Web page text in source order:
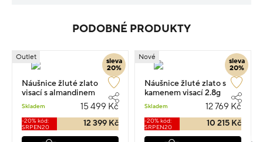
PODOBNÉ PRODUKTY
sleva
20%
Outlet
Náušnice žluté zlato
visací s almandinem
osazené zirkony 2cm 4.1g
Skladem 15 499 Kč
-20% kód:
SRPEN20
12 399 Kč
sleva
20%
Nové
Náušnice žluté zlato s
kamenem visací 2.8g
Skladem 12 769 Kč
-20% kód:
SRPEN20
10 215 Kč